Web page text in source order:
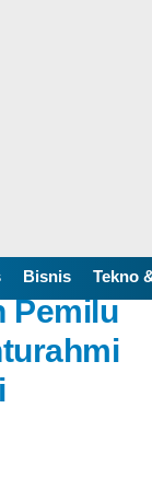
Bisnis Tekno
Pemilu